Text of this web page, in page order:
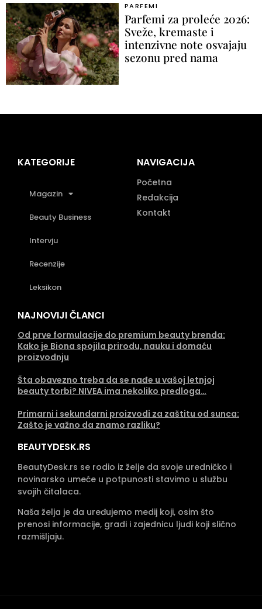
PARFEMI
Parfemi za proleće 2026:
Sveže, kremaste i
intenzivne note osvajaju
sezonu pred nama
KATEGORIJE
Magazin
Beauty Business
Intervju
Recenzije
Leksikon
NAVIGACIJA
Početna
Redakcija
Kontakt
NAJNOVIJI ČLANCI
Od prve formulacije do premium beauty brenda:
Kako je Biona spojila prirodu, nauku i domaću
proizvodnju
Šta obavezno treba da se nađe u vašoj letnjoj
beauty torbi? NIVEA ima nekoliko predloga…
Primarni i sekundarni proizvodi za zaštitu od sunca:
Zašto je važno da znamo razliku?
BEAUTYDESK.RS
BeautyDesk.rs se rodio iz želje da svoje uredničko i
novinarsko umeće u potpunosti stavimo u službu
svojih čitalaca.
Naša želja je da uređujemo medij koji, osim što
prenosi informacije, gradi i zajednicu ljudi koji slično
razmišljaju.